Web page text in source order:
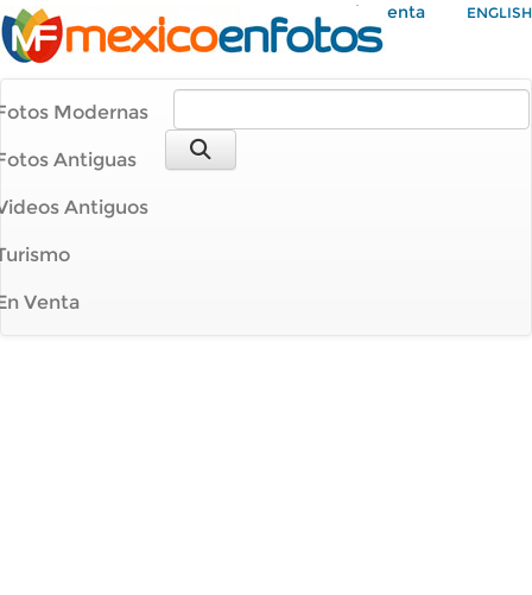
Mi Cuenta ENGLISH
Modernas
Antiguas
Antiguos
Venta